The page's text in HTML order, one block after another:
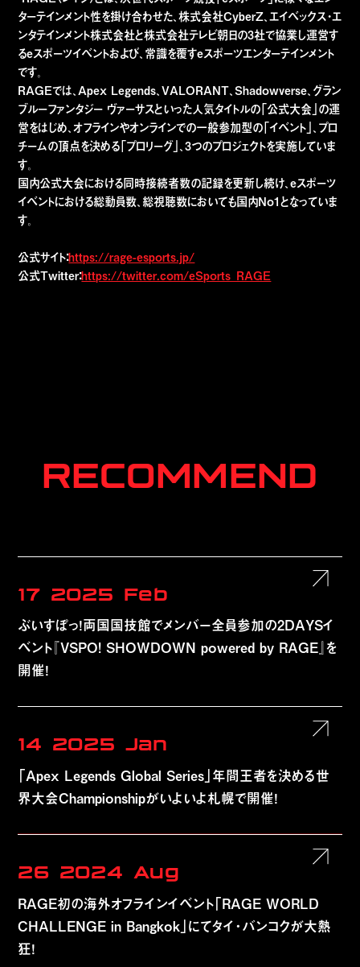
ターテインメント性を掛け合わせた、株式会社CyberZ、エイベックス・エ
ンタテインメント株式会社と株式会社テレビ朝日の3社で協業し運営す
るeスポーツイベントおよび、常識を覆すeスポーツエンターテインメント
です。
RAGEでは、Apex Legends、VALORANT、Shadowverse、グラン
ブルーファンタジー ヴァーサスといった人気タイトルの「公式大会」の運
営をはじめ、オフラインやオンラインでの一般参加型の「イベント」、プロ
チームの頂点を決める「プロリーグ」、3つのプロジェクトを実施していま
す。
国内公式大会における同時接続者数の記録を更新し続け、eスポーツ
イベントにおける総動員数、総視聴数においても国内No1となっていま
す。
公式サイト：https://rage-esports.jp/
公式Twitter：https://twitter.com/eSports_RAGE
RECOMMEND
17 2025 Feb
ぶいすぽっ！両国国技館でメンバー全員参加の2DAYSイ
ベント『VSPO! SHOWDOWN powered by RAGE』を
開催！
14 2025 Jan
「Apex Legends Global Series」年間王者を決める世
界大会Championshipがいよいよ札幌で開催！
26 2024 Aug
RAGE初の海外オフラインイベント「RAGE WORLD
CHALLENGE in Bangkok」にてタイ・バンコクが大熱
狂！